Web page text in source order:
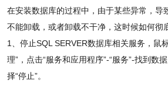
在安装数据库的过程中，由于某些异常，导
不能卸载，或者卸载不干净，这时候如何彻
1、停止SQL SERVER数据库相关服务，鼠
理”，点击“服务和应用程序”-“服务”-找到数
择“停止”。